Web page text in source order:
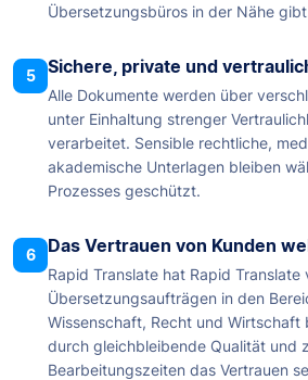
Übersetzungsbüros in der Nähe
5 Sichere, private und
Alle Dokumente werden über
unter Einhaltung strenger
verarbeitet. Sensible rechtliche,
akademische Unterlagen bleiben
Prozesses geschützt.
6 Das Vertrauen von Kunden
Rapid Translate hat Rapid Translate
Übersetzungsaufträgen in den
Wissenschaft, Recht und
durch gleichbleibende Qualität und
Bearbeitungszeiten das Vertrauen